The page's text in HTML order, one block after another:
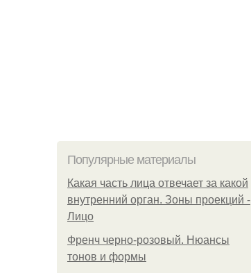
Популярные материалы
Какая часть лица отвечает за какой
внутренний орган. Зоны проекций -
Лицо
Френч черно-розовый. Нюансы
тонов и формы